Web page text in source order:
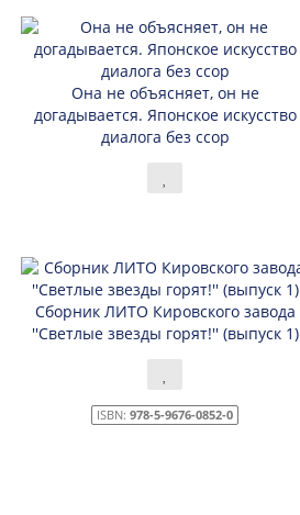
Она не объясняет, он не
догадывается. Японское искусство
диалога без ссор
Сборник ЛИТО Кировского завода
''Светлые звезды горят!'' (выпуск 1)
ISBN:978-5-9676-0852-0